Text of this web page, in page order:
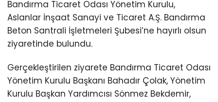
Bandırma Ticaret Odası Yönetim Kurulu,
Aslanlar İnşaat Sanayi ve Ticaret A.Ş. Bandırma
Beton Santrali İşletmeleri Şubesi’ne hayırlı olsun
ziyaretinde bulundu.
Gerçekleştirilen ziyarete Bandırma Ticaret Odası
Yönetim Kurulu Başkanı Bahadır Çolak, Yönetim
Kurulu Başkan Yardımcısı Sönmez Bekdemir,